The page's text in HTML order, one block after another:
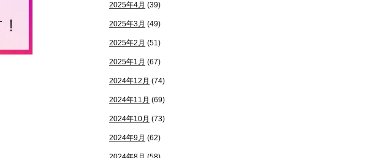
2025年4月 (39)
2025年3月 (49)
2025年2月 (51)
2025年1月 (67)
2024年12月 (74)
2024年11月 (69)
2024年10月 (73)
2024年9月 (62)